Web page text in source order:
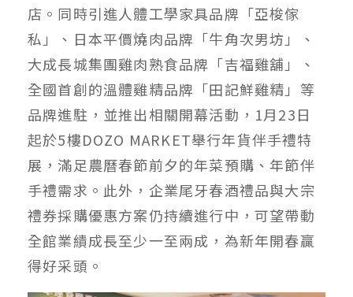
店。同時引進人體工學家具品牌「亞梭傢
私」、日本平價燒肉品牌「牛角次男坊」、
大成長城集團雞肉熟食品牌「吉福雞舖」、
全國首創的溫體雞精品牌「田記鮮雞精」等
品牌進駐，並推出相關開幕活動，1月23日
起於5樓DOZO MARKET舉行年貨伴手禮特
展，滿足農曆春節前夕的年菜預購、年節伴
手禮需求。此外，企業尾牙春酒禮品與大宗
禮券採購優惠方案仍持續進行中，可望帶動
全館業績成長至少一至兩成，為新年開春贏
得好采頭。